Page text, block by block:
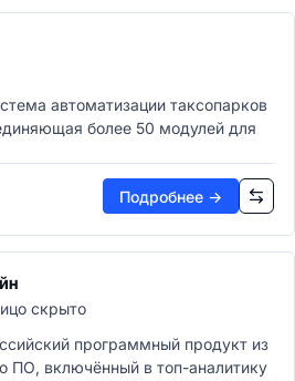
автоматизации таксопарков
более 50 модулей для
Подробнее →
скрыто
программный продукт из
ПО, включённый в топ-аналитику